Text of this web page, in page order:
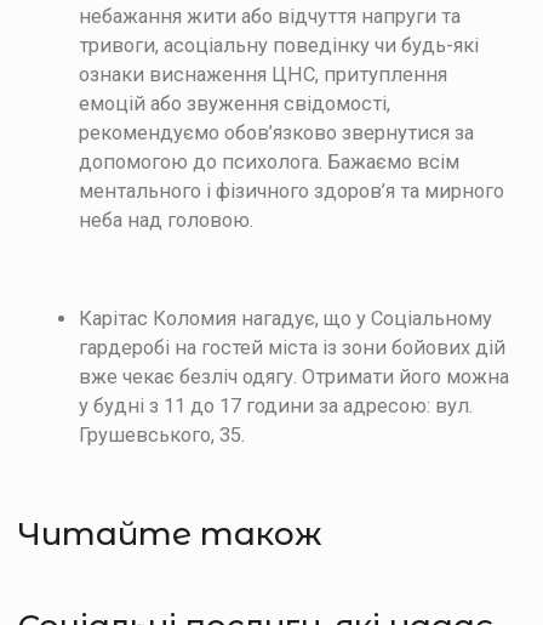
небажання жити або відчуття напруги та
тривоги, асоціальну поведінку чи будь-які
ознаки виснаження ЦНС, притуплення
емоцій або звуження свідомості,
рекомендуємо обов’язково звернутися за
допомогою до психолога. Бажаємо всім
ментального і фізичного здоров’я та мирного
неба над головою.
Карітас Коломия нагадує, що у Соціальному
гардеробі на гостей міста із зони бойових дій
вже чекає безліч одягу. Отримати його можна
у будні з 11 до 17 години за адресою: вул.
Грушевського, 35.
Читайте також